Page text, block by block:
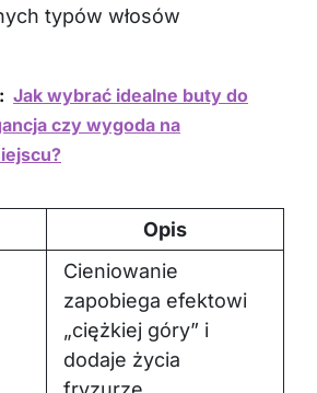
typów włosów
Jak wybrać idealne buty do
czy wygoda na
Opis
Cieniowanie
zapobiega efektowi
„ciężkiej góry” i
dodaje życia